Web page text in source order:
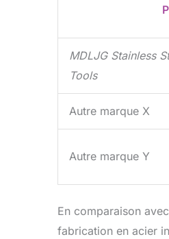
MDLJG Stainless
Tools
Autre marque X
Autre marque Y
En comparaison
fabrication en acier